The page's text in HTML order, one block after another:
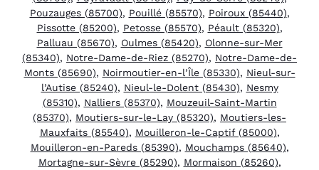
Pouzauges (85700), Pouillé (85570), Poiroux (85440),
Pissotte (85200), Petosse (85570), Péault (85320),
Palluau (85670), Oulmes (85420), Olonne-sur-Mer
(85340), Notre-Dame-de-Riez (85270), Notre-Dame-de-
Monts (85690), Noirmoutier-en-l’Île (85330), Nieul-sur-
l’Autise (85240), Nieul-le-Dolent (85430), Nesmy
(85310), Nalliers (85370), Mouzeuil-Saint-Martin
(85370), Moutiers-sur-le-Lay (85320), Moutiers-les-
Mauxfaits (85540), Mouilleron-le-Captif (85000),
Mouilleron-en-Pareds (85390), Mouchamps (85640),
Mortagne-sur-Sèvre (85290), Mormaison (85260),